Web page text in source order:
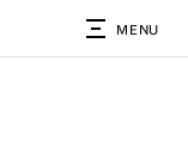
MENU